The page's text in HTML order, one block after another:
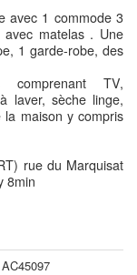
avec 1 commode 3
matelas . Une
1 garde-robe, des
TV,
laver, sèche linge,
maison y compris
rue du Marquisat
8min
AC45097